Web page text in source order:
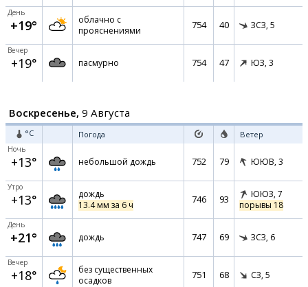
День
+19°
облачно с
прояснениями
754 40 ЗСЗ, 5
Вечер
+19° пасмурно 754 47 ЮЗ, 3
Воскресенье, 9 Августа
°C Погода Ветер
Ночь
+13° небольшой дождь 752 79 ЮЮВ, 3
Утро
+13°
дождь
13.4 мм за 6 ч
746 93 ЮЮЗ, 7
порывы 18
День
+21° дождь 747 69 ЗСЗ, 6
Вечер
+18°
без существенных
осадков
751 68 СЗ, 5